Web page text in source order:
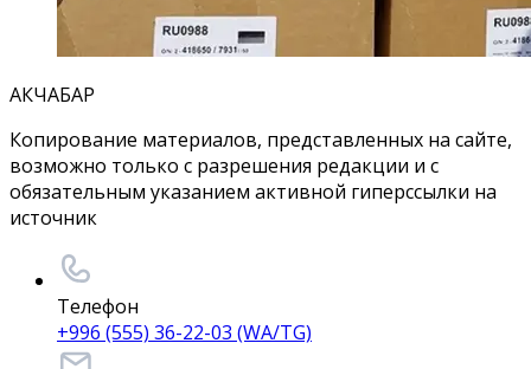
АКЧАБАР
Копирование материалов, представленных на сайте,
возможно только с разрешения редакции и с
обязательным указанием активной гиперссылки на
источник
Телефон
+996 (555) 36-22-03 (WA/TG)